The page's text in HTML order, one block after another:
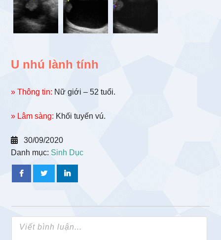
U nhú lành tính
» Thông tin: Nữ giới – 52 tuổi.
» Lâm sàng: Khối tuyến vú.
30/09/2020
Danh mục: Sinh Dục